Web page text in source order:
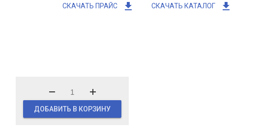
СКАЧАТЬ ПРАЙС get_app СКАЧАТЬ КАТАЛОГ get_app
ДОБАВИТЬ В КОРЗИНУ